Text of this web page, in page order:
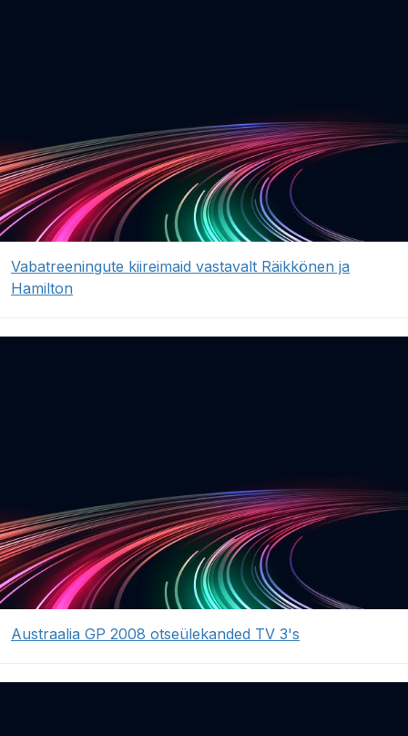
Vabatreeningute kiireimaid vastavalt Räikkönen ja
Hamilton
Austraalia GP 2008 otseülekanded TV 3's